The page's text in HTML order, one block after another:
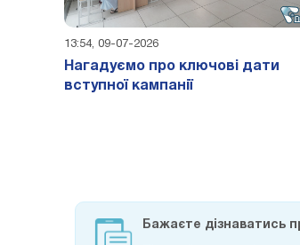
13:54, 09-07-2026
Нагадуємо про ключові дати
вступної кампанії
Бажаєте дізнаватись